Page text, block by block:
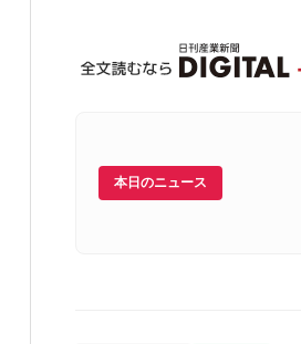
本日のニュース